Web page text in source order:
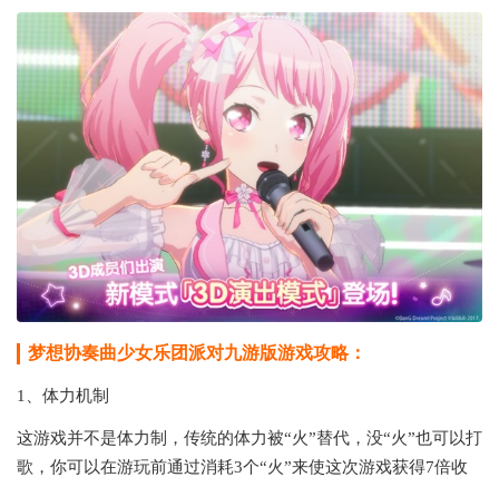
梦想协奏曲少女乐团派对九游版游戏攻略：
1、体力机制
这游戏并不是体力制，传统的体力被“火”替代，没“火”也可以打
歌，你可以在游玩前通过消耗3个“火”来使这次游戏获得7倍收